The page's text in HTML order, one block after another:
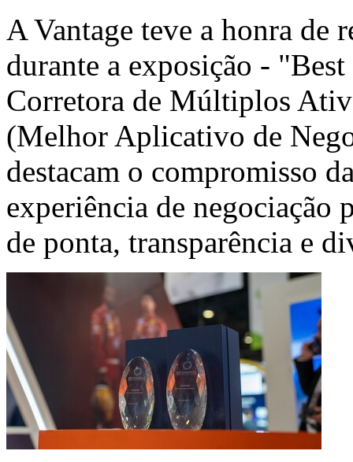
A Vantage teve a honra de
durante a exposição -
Corretora de Múltiplos
(Melhor Aplicativo de
destacam o compromisso
experiência de negociação
de ponta, transparência e